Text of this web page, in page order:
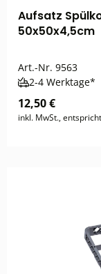
Aufsatz
50x50x4,5cm
Art.-Nr. 9563
2-4 Werktage*
12,50 €
inkl. MwSt.,